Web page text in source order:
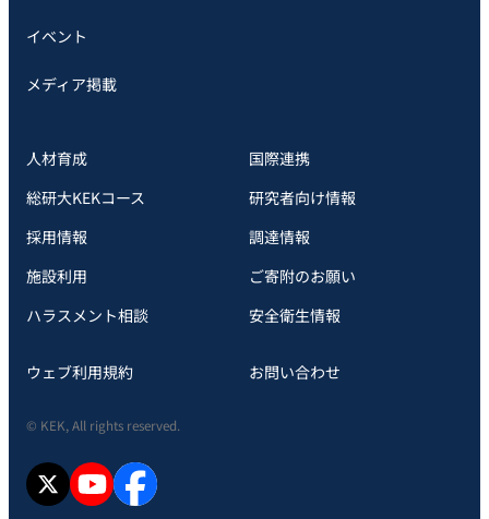
イベント
メディア掲載
人材育成
国際連携
総研大KEKコース
研究者向け情報
採用情報
調達情報
施設利用
ご寄附のお願い
ハラスメント相談
安全衛⽣情報
ウェブ利用規約 お問い合わせ
© KEK, All rights reserved.
X YouTubefacebook